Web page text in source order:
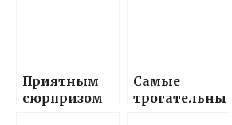
Приятным
сюрпризом
Самые
трогательны